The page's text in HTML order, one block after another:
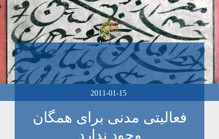
2011-01-15
فعالیتی مدنی برای همگان
وجود ندارد